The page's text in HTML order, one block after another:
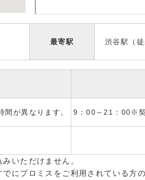
最寄駅 渋谷駅（
が異なります。 9：00～21：00※
いただけません。
にプロミスをご利用されている方